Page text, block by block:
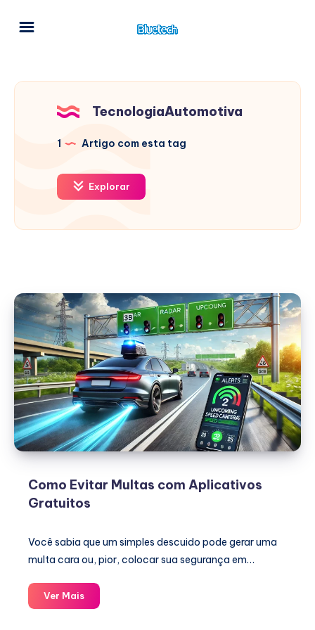
TecnologiaAutomotiva
1 Artigo com esta tag
Explorar
Como Evitar Multas com Aplicativos
Gratuitos
Você sabia que um simples descuido pode gerar uma
multa cara ou, pior, colocar sua segurança em…
Ver MaisComo
Evitar